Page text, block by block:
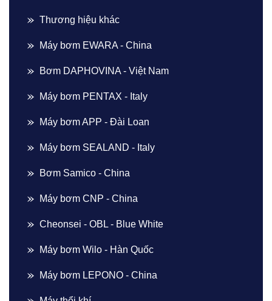
Thương hiệu khác
Máy bơm EWARA - China
Bơm DAPHOVINA - Việt Nam
Máy bơm PENTAX - Italy
Máy bơm APP - Đài Loan
Máy bơm SEALAND - Italy
Bơm Samico - China
Máy bơm CNP - China
Cheonsei - OBL - Blue White
Máy bơm Wilo - Hàn Quốc
Máy bơm LEPONO - China